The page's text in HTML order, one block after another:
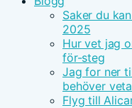
Saker du
2025
Hur vet jag
för-steg
Jag for ner
behöver veta
Flyg till